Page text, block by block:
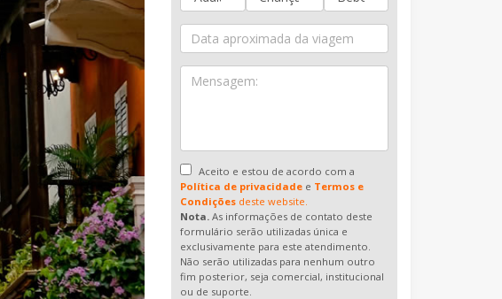
Aceito e estou de acordo com a
Política de privacidade e Termos e
Condições deste website.
Nota. As informações de contato deste
formulário serão utilizadas única e
exclusivamente para este atendimento.
Não serão utilizadas para nenhum outro
fim posterior, seja comercial, institucional
ou de suporte.